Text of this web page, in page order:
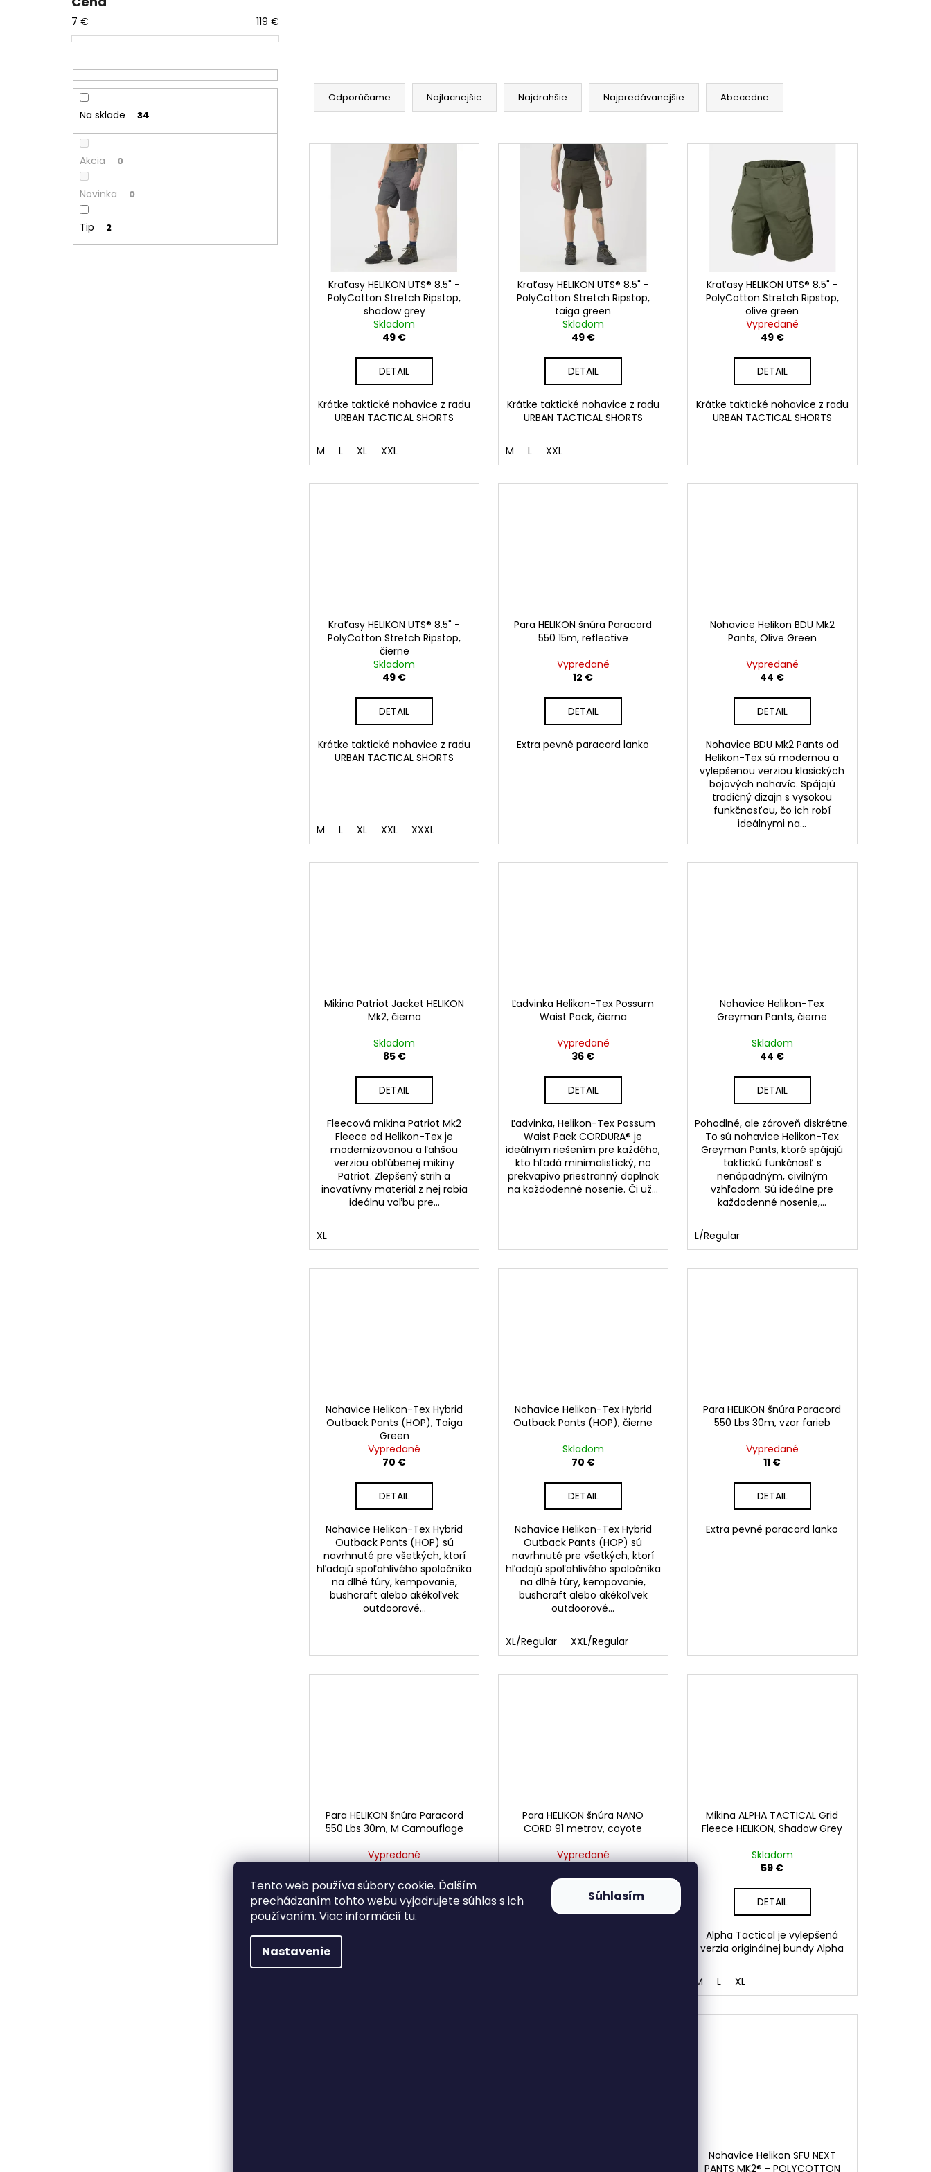
Tento web používa súbory cookie. Ďalším
prechádzaním tohto webu vyjadrujete súhlas s ich
používaním. Viac informácií tu.
Nastavenie
Súhlasím
7 € 119 €
Na sklade 34
Akcia 0
Novinka 0
Tip 2
R
d
Odporúčame Najlacnejšie Najdrahšie Najpredávanejšie Abecedne
V
Kraťasy HELIKON UTS® 8.5" -
PolyCotton Stretch Ripstop,
shadow grey
Skladom
49 €
DETAIL
Krátke taktické nohavice z radu
URBAN TACTICAL SHORTS
M L XL XXL
Kraťasy HELIKON UTS® 8.5" -
PolyCotton Stretch Ripstop,
taiga green
Skladom
49 €
DETAIL
Krátke taktické nohavice z radu
URBAN TACTICAL SHORTS
M L XXL
Kraťasy HELIKON UTS® 8.5" -
PolyCotton Stretch Ripstop,
olive green
Vypredané
49 €
DETAIL
Krátke taktické nohavice z radu
URBAN TACTICAL SHORTS
Kraťasy HELIKON UTS® 8.5" -
PolyCotton Stretch Ripstop,
čierne
Skladom
49 €
DETAIL
Krátke taktické nohavice z radu
URBAN TACTICAL SHORTS
M L XL XXL XXXL
Para HELIKON šnúra Paracord
550 15m, reflective
Vypredané
12 €
DETAIL
Extra pevné paracord lanko
Nohavice Helikon BDU Mk2
Pants, Olive Green
Vypredané
44 €
DETAIL
Nohavice BDU Mk2 Pants od
Helikon-Tex sú modernou a
vylepšenou verziou klasických
bojových nohavíc. Spájajú
tradičný dizajn s vysokou
funkčnosťou, čo ich robí
ideálnymi na...
Mikina Patriot Jacket HELIKON
Mk2, čierna
Skladom
85 €
DETAIL
Fleecová mikina Patriot Mk2
Fleece od Helikon-Tex je
modernizovanou a ľahšou
verziou obľúbenej mikiny
Patriot. Zlepšený strih a
inovatívny materiál z nej robia
ideálnu voľbu pre...
XL
Ľadvinka Helikon-Tex Possum
Waist Pack, čierna
Vypredané
36 €
DETAIL
Ľadvinka, Helikon-Tex Possum
Waist Pack CORDURA® je
ideálnym riešením pre každého,
kto hľadá minimalistický, no
prekvapivo priestranný doplnok
na každodenné nosenie. Či už...
Nohavice Helikon-Tex
Greyman Pants, čierne
Skladom
44 €
DETAIL
Pohodlné, ale zároveň diskrétne.
To sú nohavice Helikon-Tex
Greyman Pants, ktoré spájajú
taktickú funkčnosť s
nenápadným, civilným
vzhľadom. Sú ideálne pre
každodenné nosenie,...
L/Regular
Nohavice Helikon-Tex Hybrid
Outback Pants (HOP), Taiga
Green
Vypredané
70 €
DETAIL
Nohavice Helikon-Tex Hybrid
Outback Pants (HOP) sú
navrhnuté pre všetkých, ktorí
hľadajú spoľahlivého spoločníka
na dlhé túry, kempovanie,
bushcraft alebo akékoľvek
outdoorové...
Nohavice Helikon-Tex Hybrid
Outback Pants (HOP), čierne
Skladom
70 €
DETAIL
Nohavice Helikon-Tex Hybrid
Outback Pants (HOP) sú
navrhnuté pre všetkých, ktorí
hľadajú spoľahlivého spoločníka
na dlhé túry, kempovanie,
bushcraft alebo akékoľvek
outdoorové...
XL/Regular XXL/Regular
Para HELIKON šnúra Paracord
550 Lbs 30m, vzor farieb
Vypredané
11 €
DETAIL
Extra pevné paracord lanko
Para HELIKON šnúra Paracord
550 Lbs 30m, M Camouflage
Vypredané
DETAIL
Extra pevné paracord lanko
Para HELIKON šnúra NANO
CORD 91 metrov, coyote
Vypredané
DETAIL
Mikina ALPHA TACTICAL Grid
Fleece HELIKON, Shadow Grey
Skladom
59 €
DETAIL
Alpha Tactical je vylepšená
verzia originálnej bundy Alpha
M L XL
Nohavice Helikon SFU NEXT
PANTS MK2® - POLYCOTTON